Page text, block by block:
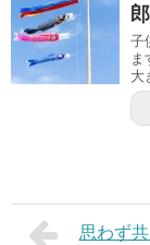
子
大
思わず